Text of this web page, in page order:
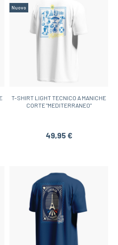
Nuovo
T-SHIRT LIGHT TECNICO A MANICHE
CORTE "MEDITERRANEO"
49,95 €